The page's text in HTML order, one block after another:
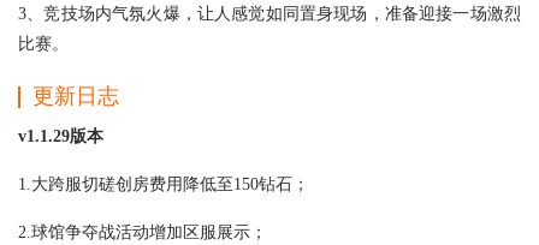
3、竞技场内气氛火爆，让人感觉如同置身现场，准备迎接一场激烈
比赛。
更新日志
v1.1.29版本
1.大跨服切磋创房费用降低至150钻石；
2.球馆争夺战活动增加区服展示；